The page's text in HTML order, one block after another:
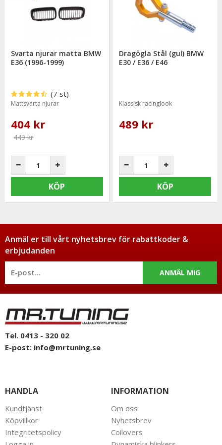
Svarta njurar matta BMW
E36 (1996-1999)
(7 st)
Mattsvarta njurar
404 kr
449 kr
KÖP
Dragögla Stål (gul) BMW
E30 / E36 / E46
Klassisk racinglook
489 kr
KÖP
Anmäl er till vårt nyhetsbrev för rabattkoder &
erbjudanden
ANMÄL MIG
Tel. 0413 - 320 02
E-post: info@mrtuning.se
HANDLA
Kundtjänst
Köpvillkor
Integritetspolicy
INFORMATION
Om oss
Nyhetsbrev
Coilovers